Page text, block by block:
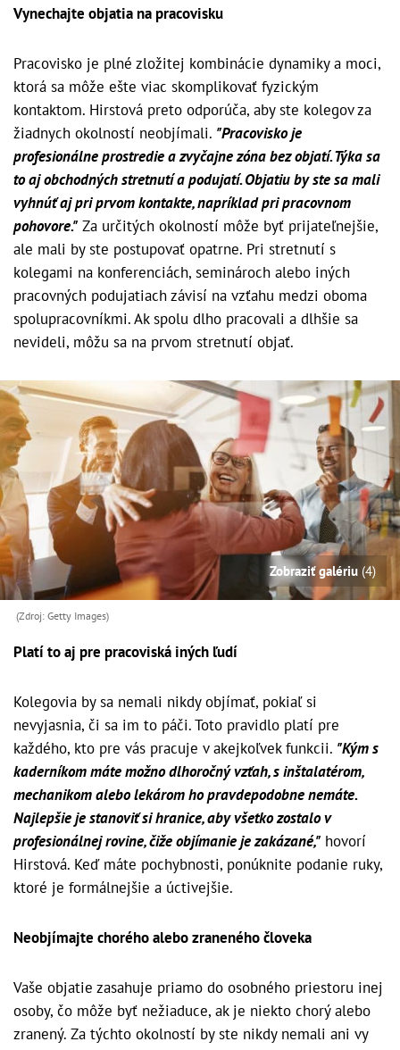
Vynechajte objatia na pracovisku
Pracovisko je plné zložitej kombinácie dynamiky a moci,
ktorá sa môže ešte viac skomplikovať fyzickým
kontaktom. Hirstová preto odporúča, aby ste kolegov za
žiadnych okolností neobjímali. "Pracovisko je
profesionálne prostredie a zvyčajne zóna bez objatí. Týka sa
to aj obchodných stretnutí a podujatí. Objatiu by ste sa mali
vyhnúť aj pri prvom kontakte, napríklad pri pracovnom
pohovore." Za určitých okolností môže byť prijateľnejšie,
ale mali by ste postupovať opatrne. Pri stretnutí s
kolegami na konferenciách, seminároch alebo iných
pracovných podujatiach závisí na vzťahu medzi oboma
spolupracovníkmi. Ak spolu dlho pracovali a dlhšie sa
nevideli, môžu sa na prvom stretnutí objať.
Zobraziť galériu (4)
(Zdroj: Getty Images)
Platí to aj pre pracoviská iných ľudí
Kolegovia by sa nemali nikdy objímať, pokiaľ si
nevyjasnia, či sa im to páči. Toto pravidlo platí pre
každého, kto pre vás pracuje v akejkoľvek funkcii. "Kým s
kaderníkom máte možno dlhoročný vzťah, s inštalatérom,
mechanikom alebo lekárom ho pravdepodobne nemáte.
Najlepšie je stanoviť si hranice, aby všetko zostalo v
profesionálnej rovine, čiže objímanie je zakázané," hovorí
Hirstová. Keď máte pochybnosti, ponúknite podanie ruky,
ktoré je formálnejšie a úctivejšie.
Neobjímajte chorého alebo zraneného človeka
Vaše objatie zasahuje priamo do osobného priestoru inej
osoby, čo môže byť nežiaduce, ak je niekto chorý alebo
zranený. Za týchto okolností by ste nikdy nemali ani vy